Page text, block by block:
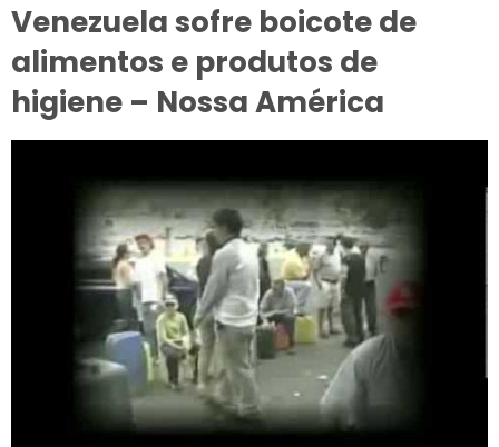
Venezuela sofre boicote de
alimentos e produtos de
higiene – Nossa América